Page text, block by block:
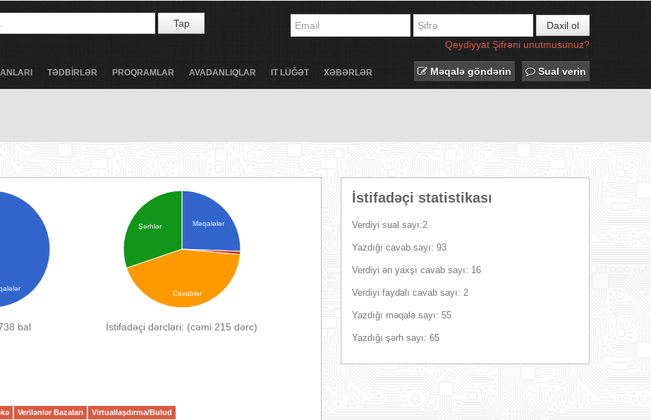
Tap
Daxil ol
Qeydiyyat Şifrəni unutmusunuz?
TƏDBİRLƏR PROQRAMLAR AVADANLIQLAR IT LÜĞƏT XƏBƏRLƏR Məqalə göndərin Sual verin
bal
Məqalələr
Şərhlər
Cavablar
İstifadəçi dərcləri: (cəmi 215 dərc)
Verilənlər Bazaları Virtuallaşdırma/Bulud
İstifadəçi statistikası
Verdiyi sual sayı:2
Yazdığı cavab sayı: 93
Verdiyi ən yaxşı cavab sayı: 16
Verdiyi faydalı cavab sayı: 2
Yazdığı məqalə sayı: 55
Yazdığı şərh sayı: 65